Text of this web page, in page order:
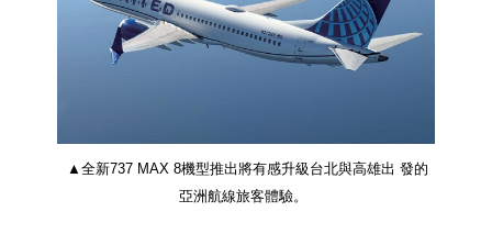
▲全新737 MAX 8機型推出將有感升級台北與高雄出 發的
亞洲航線旅客體驗。